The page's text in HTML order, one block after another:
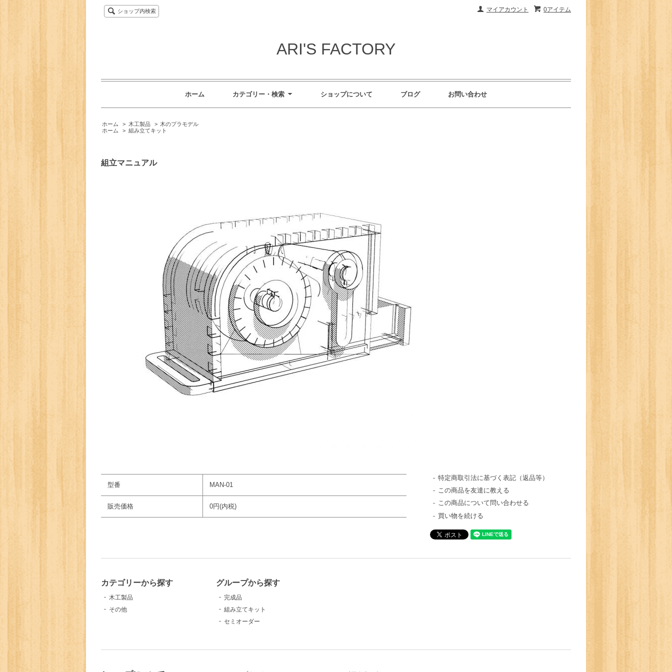
0アイテム
マイアカウント
ショップ内検索
ARI'S FACTORY
ホーム カテゴリー・検索 ショップについて ブログ お問い合わせ
ホーム > 木工製品 > 木のプラモデル
ホーム
> 組み立てキット
組立マニュアル
型番 MAN-01
販売価格 0円(内税)
特定商取引法に基づく表記（返品等）
この商品を友達に教える
この商品について問い合わせる
買い物を続ける
カテゴリーから探す
木工製品
その他
グループから探す
完成品
組み立てキット
セミオーダー